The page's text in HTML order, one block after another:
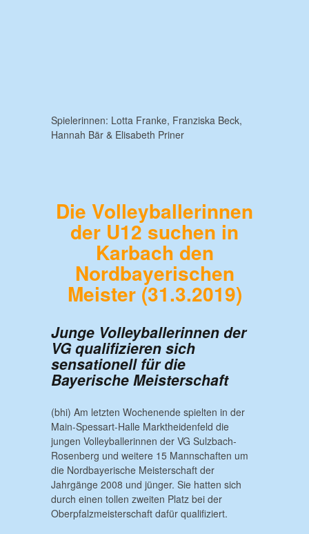
Spielerinnen: Lotta Franke, Franziska Beck,
Hannah Bär & Elisabeth Priner
Die Volleyballerinnen
der U12 suchen in
Karbach den
Nordbayerischen
Meister(31.3.2019)
Junge Volleyballerinnen der
VG qualifizieren sich
sensationell für die
Bayerische Meisterschaft
(bhi) Am letzten Wochenende spielten in der
Main-Spessart-Halle Marktheidenfeld die
jungen Volleyballerinnen der VG Sulzbach-
Rosenberg und weitere 15 Mannschaften um
die Nordbayerische Meisterschaft der
Jahrgänge 2008 und jünger. Sie hatten sich
durch einen tollen zweiten Platz bei der
Oberpfalzmeisterschaft dafür qualifiziert.